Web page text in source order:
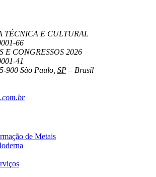
TÉCNICA E CULTURAL
66
E CONGRESSOS 2026
41
900 São Paulo SP – Brasil
de Metais